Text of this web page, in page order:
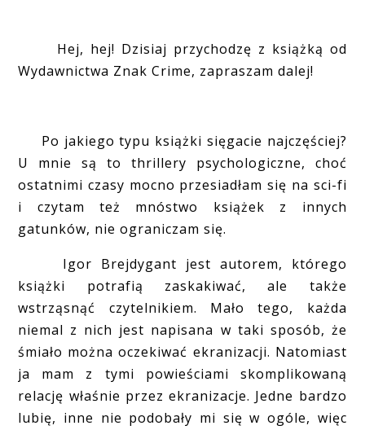
Hej, hej! Dzisiaj przychodzę z książką od
Wydawnictwa Znak Crime, zapraszam dalej!
Po jakiego typu książki sięgacie najczęściej?
U mnie są to thrillery psychologiczne, choć
ostatnimi czasy mocno przesiadłam się na sci-fi
i czytam też mnóstwo książek z innych
gatunków, nie ograniczam się.
Igor Brejdygant jest autorem, którego
książki potrafią zaskakiwać, ale także
wstrząsnąć czytelnikiem. Mało tego, każda
niemal z nich jest napisana w taki sposób, że
śmiało można oczekiwać ekranizacji. Natomiast
ja mam z tymi powieściami skomplikowaną
relację właśnie przez ekranizacje. Jedne bardzo
lubię, inne nie podobały mi się w ogóle, więc